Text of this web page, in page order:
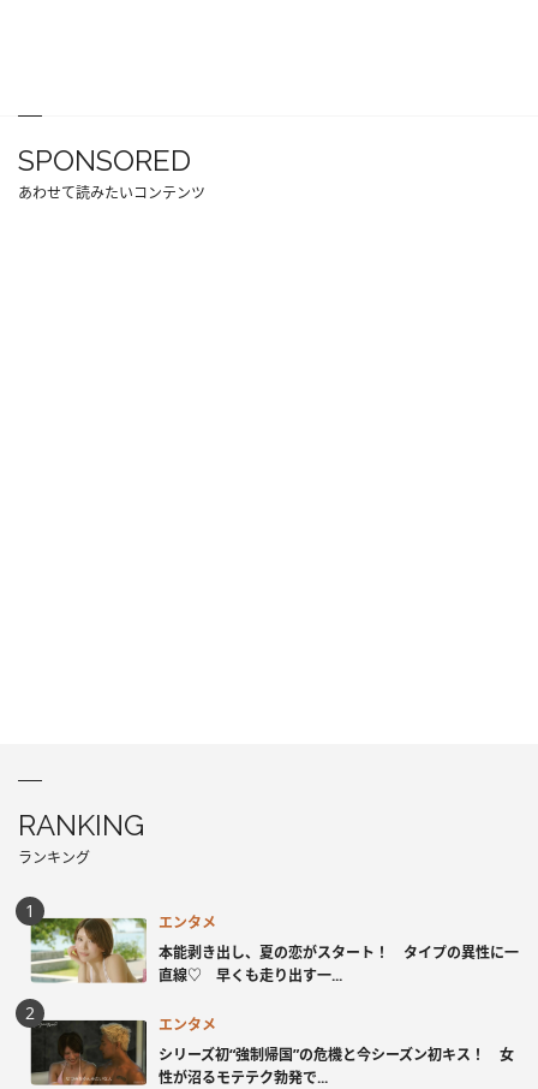
SPONSORED
あわせて読みたいコンテンツ
RANKING
ランキング
エンタメ
本能剥き出し、夏の恋がスタート！ タイプの異性に一
直線♡ 早くも走り出す一...
エンタメ
シリーズ初“強制帰国”の危機と今シーズン初キス！ 女
性が沼るモテテク勃発で...